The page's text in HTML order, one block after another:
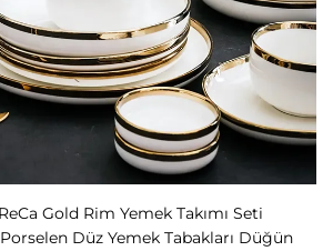
Gold Rim Yemek Takımı Seti
Düz Yemek Tabakları Düğün